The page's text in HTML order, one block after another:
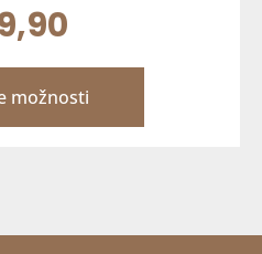
možnosti